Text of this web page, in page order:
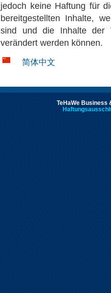
jedoch keine Haftung für
bereitgestellten Inhalte,
sind und die Inhalte der
verändert werden können.
简体中文
TeHaWe Business